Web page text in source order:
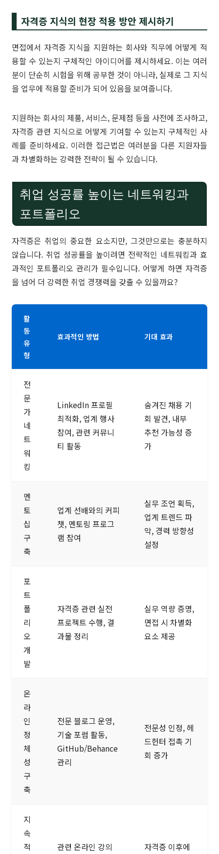
자격증 지식의 현장 적용 방안 제시하기
면접에서 자격증 지식을 지원하는 회사와 직무에 어떻게 적
용할 수 있는지 구체적인 아이디어를 제시하세요. 이는 여러
분이 단순히 시험을 위해 공부한 것이 아니라, 실제로 그 지식
을 업무에 적용할 준비가 되어 있음을 보여줍니다.
지원하는 회사의 제품, 서비스, 문제점 등을 사전에 조사하고,
자격증 관련 지식으로 어떻게 기여할 수 있는지 구체적인 사
례를 준비하세요. 이러한 접근법은 여러분을 다른 지원자들
과 차별화하는 강력한 전략이 될 수 있습니다.
취업 성공률 높이는 네트워킹과
포트폴리오
자격증은 취업의 중요한 요소지만, 그것만으로는 충분하지
않습니다. 취업 성공률을 높이려면 전략적인 네트워킹과 효
과적인 포트폴리오 관리가 필수입니다. 어떻게 하면 자격증
을 넘어 더 강력한 취업 경쟁력을 갖출 수 있을까요?
활
동
유
형
효과적인 방법 기대 효과
전
문
가
네
트
워
킹
LinkedIn 프로필
최적화, 업계 행사
참여, 관련 커뮤니
티 활동
숨겨진 채용 기
회 발견, 내부
추천 가능성 증
가
멘
토
십
구
축
업계 선배와의 커피
챗, 멘토링 프로그
램 참여
실무 조언 획득,
업계 트렌드 파
악, 경력 방향성
설정
포
트
폴
리
오
개
발
자격증 관련 실전
프로젝트 수행, 결
과물 정리
실무 역량 증명,
면접 시 차별화
요소 제공
온
라
인
정
체
성
구
축
전문 블로그 운영,
기술 포럼 활동,
GitHub/Behance
관리
전문성 인정, 헤
드헌터 접촉 기
회 증가
지
속
적
관련 온라인 강의 자격증 이후에